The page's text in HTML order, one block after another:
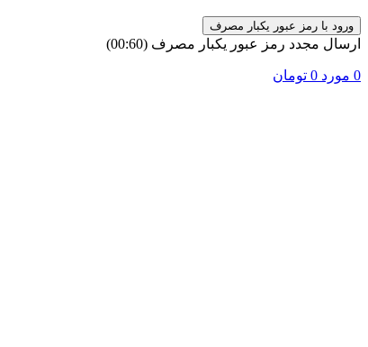
ورود با رمز عبور یکبار مصرف
ارسال مجدد رمز عبور یکبار مصرف (00:
60
)
0 مورد 0 تومان